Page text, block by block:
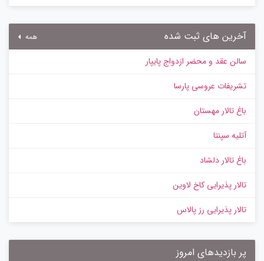
آخرین های ثبت شده همه
سالن عقد و محضر ازدواج پایپار
تشریفات عروسی پارسا
باغ تالار مهستان
آتلیه سپنتا
باغ تالار دلشاد
تالار پذیرایی کاخ لاوین
تالار پذیرایی رز پالاس
پر بازدیدهای امروز